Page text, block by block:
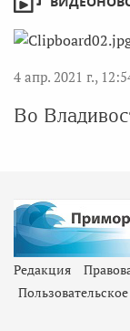
4 апр. 2021 г.,
Во
Редакция